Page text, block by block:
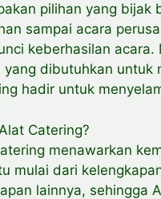
pilihan yang bijak
sampai acara
keberhasilan acara.
dibutuhkan untuk
hadir untuk
Catering?
menawarkan
mulai dari
lainnya, sehingga